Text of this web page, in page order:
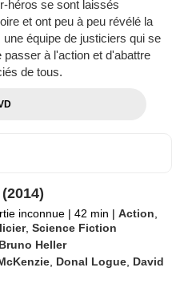
héros se sont laissés
et ont peu à peu révélé la
équipe de justiciers qui se
à l'action et d'abattre
de tous.
inconnue | 42 min | Action
,Science Fiction
Bruno Heller
Donal Logue David